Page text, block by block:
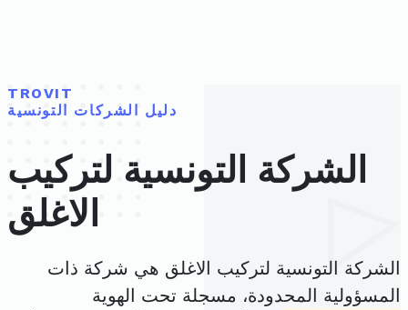
TROVIT
دليل الشركات التونسية
الشركة التونسية لتركيب
الاغلق
الشركة التونسية لتركيب الاغلق هي شركة ذات
المسؤولية المحدودة، مسجلة تحت الهوية